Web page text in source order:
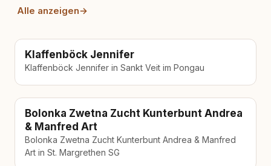
Flach und kurz, ideal für heiße Tage mit Hund.
Alle anzeigen→
Klaffenböck Jennifer
Klaffenböck Jennifer in Sankt Veit im Pongau
Bolonka Zwetna Zucht Kunterbunt Andrea
& Manfred Art
Bolonka Zwetna Zucht Kunterbunt Andrea & Manfred
Art in St. Margrethen SG